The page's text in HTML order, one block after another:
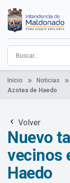
contenido
principal
Institucional
Municipios
Descubre
Comunicación
Servicios
Guía De Trámites
Ver Noticias
Inicio Noticias
Azotea de Haedo
Volver
Nuevo
vecinos
Haedo